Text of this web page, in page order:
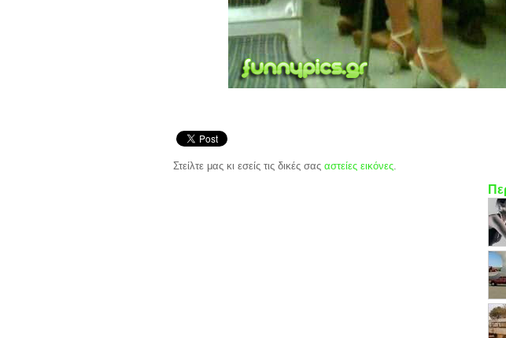
Στείλτε μας κι εσείς τις δικές σας αστείες εικόνες.